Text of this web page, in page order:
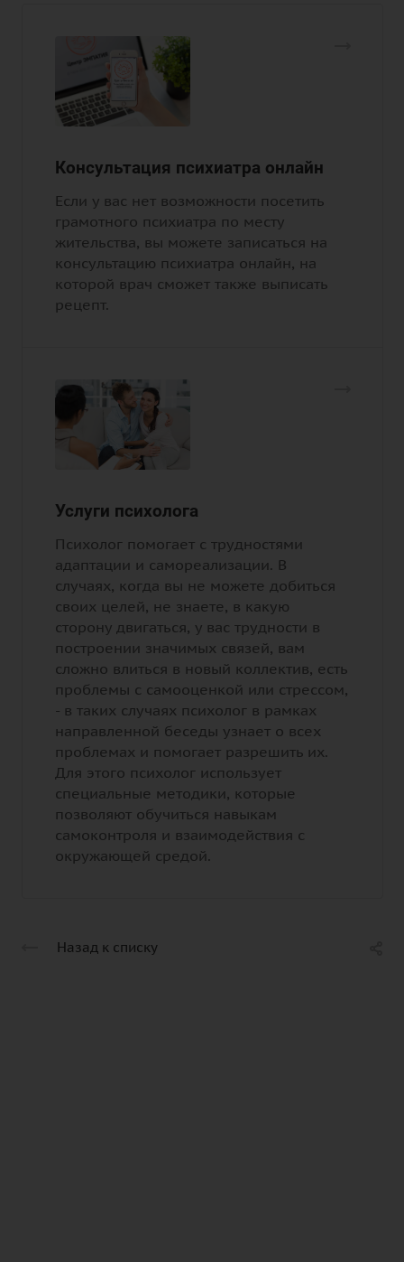
Консультация психиатра онлайн
Если у вас нет возможности посетить
грамотного психиатра по месту
жительства, вы можете записаться на
консультацию психиатра онлайн, на
которой врач сможет также выписать
рецепт.
Услуги психолога
Психолог помогает с трудностями
адаптации и самореализации. В
случаях, когда вы не можете добиться
своих целей, не знаете, в какую
сторону двигаться, у вас трудности в
построении значимых связей, вам
сложно влиться в новый коллектив, есть
проблемы с самооценкой или стрессом,
- в таких случаях психолог в рамках
направленной беседы узнает о всех
проблемах и помогает разрешить их.
Для этого психолог использует
специальные методики, которые
позволяют обучиться навыкам
самоконтроля и взаимодействия с
окружающей средой.
Назад к списку